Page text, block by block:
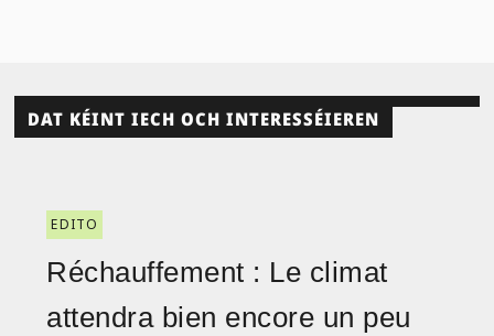
DAT KÉINT IECH OCH INTERESSÉIEREN
EDITO
Réchauffement : Le climat
attendra bien encore un peu